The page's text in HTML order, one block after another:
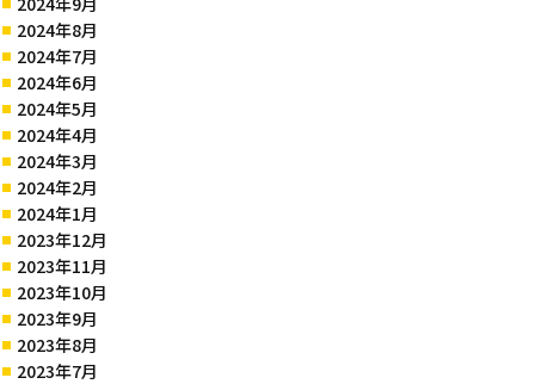
2024年8月
2024年7月
2024年6月
2024年5月
2024年4月
2024年3月
2024年2月
2024年1月
2023年12月
2023年11月
2023年10月
2023年9月
2023年8月
2023年7月